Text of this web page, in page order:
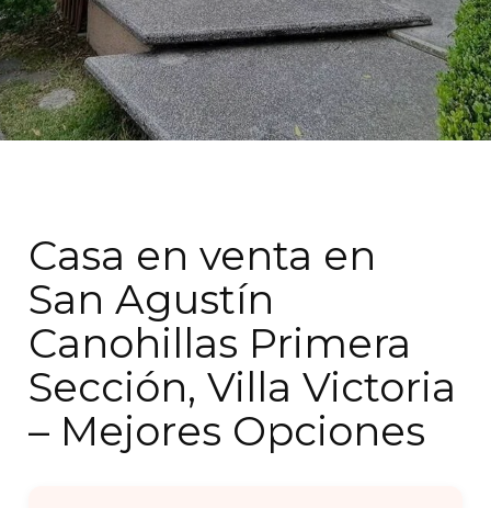
Casa en venta en
San Agustín
Canohillas Primera
Sección, Villa Victoria
– Mejores Opciones